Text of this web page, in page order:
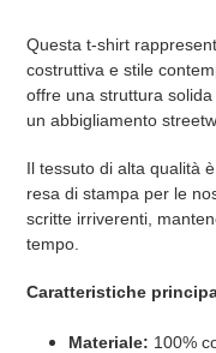
Questa t-shirt
costruttiva e stile
offre una struttura
un abbigliamento
Il tessuto di alta qualità
resa di stampa per le
scritte irriverenti,
tempo.
Caratteristiche
Materiale: 100%